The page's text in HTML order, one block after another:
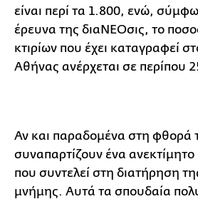
είναι περί τα 1.800, ενώ,
έρευνα της διαΝΕΟσις, το
κτιρίων που έχει καταγραφεί
Αθήνας ανέρχεται σε περίπου
Αν και παραδομένα στη φθορά
συναπαρτίζουν ένα
που συντελεί στη διατήρηση
μνήμης. Αυτά τα σπουδαία